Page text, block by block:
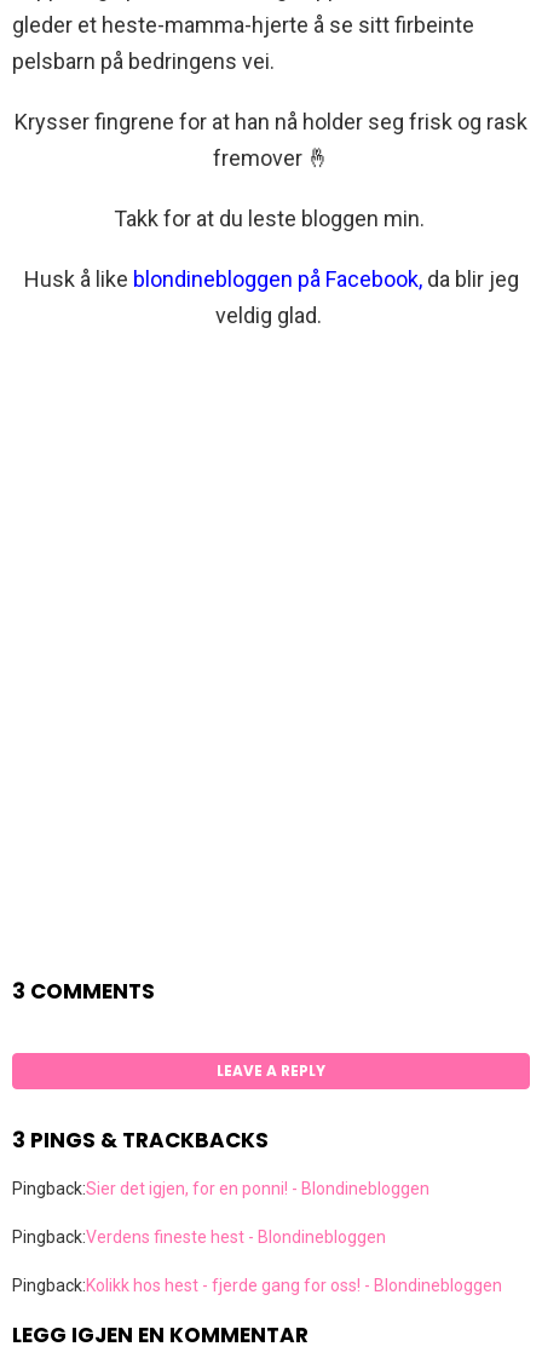
gleder et heste-mamma-hjerte å se sitt firbeinte
pelsbarn på bedringens vei.
Krysser fingrene for at han nå holder seg frisk og rask
fremover 🤞
Takk for at du leste bloggen min.
Husk å like blondinebloggen på Facebook,da blir jeg
veldig glad.
3 COMMENTS
LEAVE A REPLY
3 PINGS & TRACKBACKS
Pingback:Sier det igjen, for en ponni! - Blondinebloggen
Pingback:Verdens fineste hest - Blondinebloggen
Pingback:Kolikk hos hest - fjerde gang for oss! - Blondinebloggen
LEGG IGJEN EN KOMMENTAR